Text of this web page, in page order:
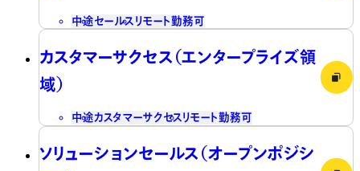
中途セールス リモート勤務可
カスタマーサクセス（エンタープライズ領
域）
中途カスタマーサクセスリモート勤務可
ソリューションセールス（オープンポジシ